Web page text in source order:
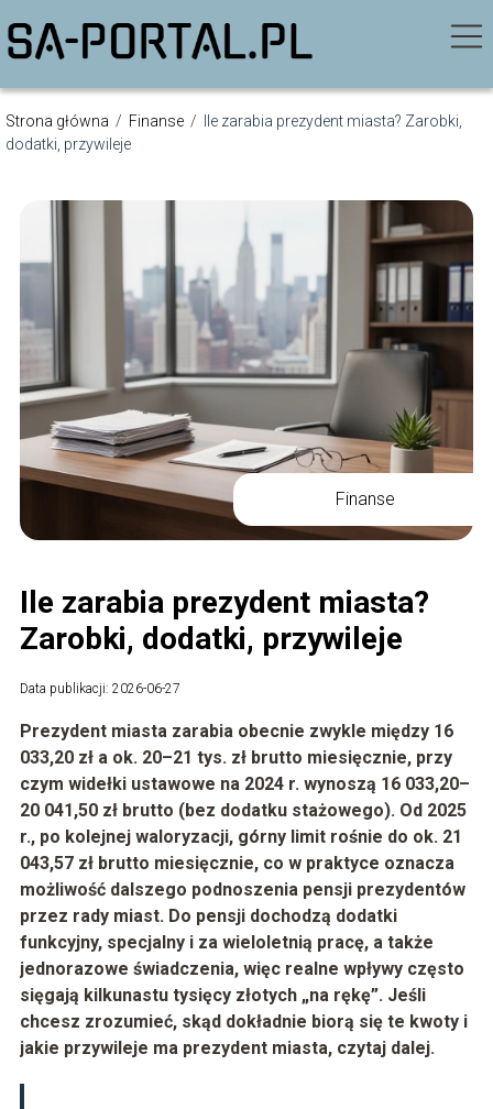
Strona główna / Finanse /
Ile zarabia prezydent miasta? Zarobki,
dodatki, przywileje
Finanse
Ile zarabia prezydent miasta?
Zarobki, dodatki, przywileje
Data publikacji: 2026-06-27
Prezydent miasta zarabia obecnie zwykle między 16
033,20 zł a ok. 20–21 tys. zł brutto miesięcznie, przy
czym widełki ustawowe na 2024 r. wynoszą 16 033,20–
20 041,50 zł brutto (bez dodatku stażowego). Od 2025
r., po kolejnej waloryzacji, górny limit rośnie do ok. 21
043,57 zł brutto miesięcznie, co w praktyce oznacza
możliwość dalszego podnoszenia pensji prezydentów
przez rady miast. Do pensji dochodzą dodatki
funkcyjny, specjalny i za wieloletnią pracę, a także
jednorazowe świadczenia, więc realne wpływy często
sięgają kilkunastu tysięcy złotych „na rękę”. Jeśli
chcesz zrozumieć, skąd dokładnie biorą się te kwoty i
jakie przywileje ma prezydent miasta, czytaj dalej.